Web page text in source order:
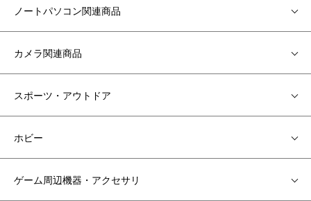
ノートパソコン関連商品
カメラ関連商品
スポーツ・アウトドア
ホビー
ゲーム周辺機器・アクセサリ